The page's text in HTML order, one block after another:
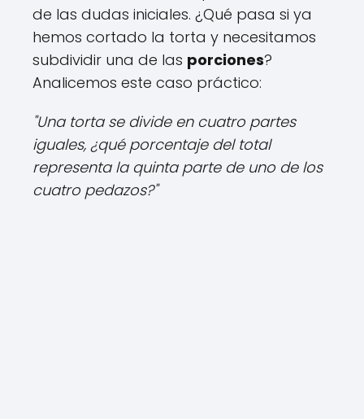
de las dudas iniciales. ¿Qué pasa si ya
hemos cortado la torta y necesitamos
subdividir una de las porciones?
Analicemos este caso práctico:
"Una torta se divide en cuatro partes
iguales, ¿qué porcentaje del total
representa la quinta parte de uno de los
cuatro pedazos?"